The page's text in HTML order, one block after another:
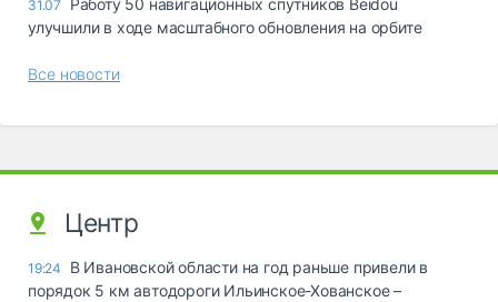
31.07
Работу 50 навигационных спутников Beidou
улучшили в ходе масштабного обновления на орбите
Все новости
Центр
19:24
В Ивановской области на год раньше привели в
порядок 5 км автодороги Ильинское-Хованское –